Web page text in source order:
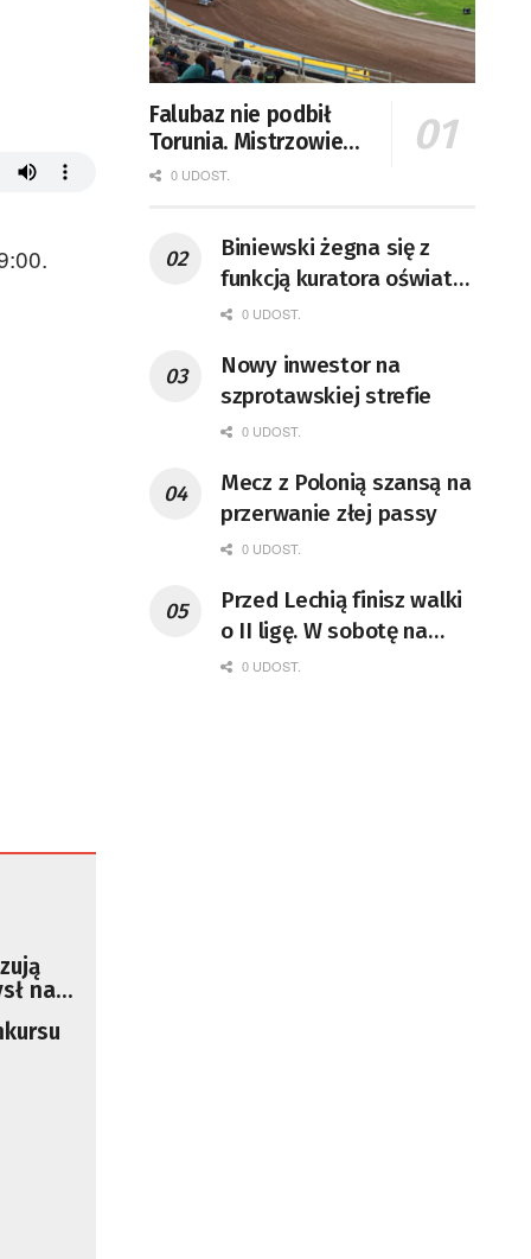
na
Falubaz nie podbił
Torunia. Mistrzowie
Polski lepsi od
0 UDOST.
Biniewski żegna się z
funkcją kuratora oświaty.
Gdzie będzie pracował?
0 UDOST.
Nowy inwestor na
szprotawskiej strefie
0 UDOST.
Mecz z Polonią szansą na
przerwanie złej passy
0 UDOST.
Przed Lechią finisz walki
o II ligę. W sobotę na
Dołku podejmie ona
0 UDOST.